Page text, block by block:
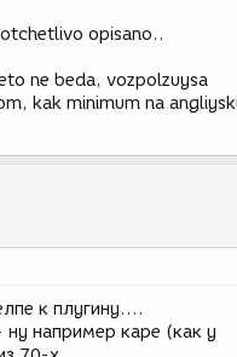
opisano..
ne beda, vozpolzuysa
kak minimum na
к плугину....
например каре (как у